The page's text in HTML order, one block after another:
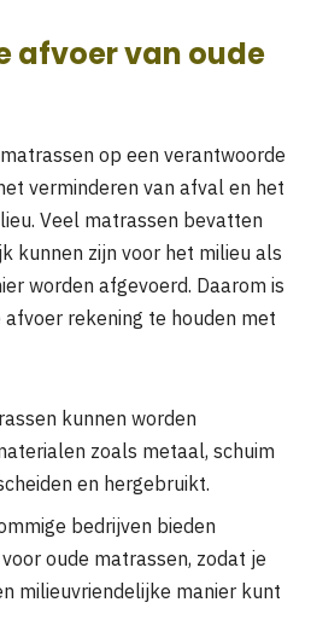
afvoer van oude
op een verantwoorde
verminderen van afval en het
Veel matrassen bevatten
kunnen zijn voor het milieu als
worden afgevoerd. Daarom is
rekening te houden met
kunnen worden
zoals metaal, schuim
en hergebruikt.
bedrijven bieden
oude matrassen, zodat je
milieuvriendelijke manier kunt